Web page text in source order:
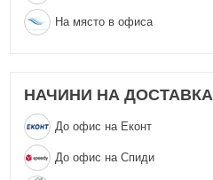
На място в офиса
НАЧИНИ НА ДОСТАВКА
До офис на Еконт
До офис на Спиди